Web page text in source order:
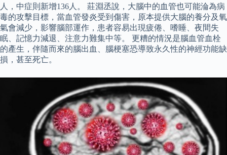
人，中症則新增136人。 莊淵丞說，大腦中的血管也可能淪為病
毒的攻擊目標，當血管發炎受到傷害，原本提供大腦的養分及氧
氣會減少，影響腦部運作，患者容易出現疲倦、嗜睡、夜間失
眠、記憶力減退、注意力難集中等。 更糟的情況是腦血管血栓
的產生，伴隨而來的腦出血、腦梗塞恐導致永久性的神經功能缺
損，甚至死亡。